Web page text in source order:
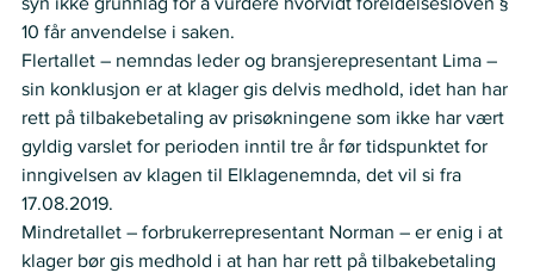
10 får anvendelse i saken.
Flertallet – nemndas leder og bransjerepresentant Lima –
sin konklusjon er at klager gis delvis medhold, idet han har
rett på tilbakebetaling av prisøkningene som ikke har vært
gyldig varslet for perioden inntil tre år før tidspunktet for
inngivelsen av klagen til Elklagenemnda, det vil si fra
17.08.2019.
Mindretallet – forbrukerrepresentant Norman – er enig i at
klager bør gis medhold i at han har rett på tilbakebetaling